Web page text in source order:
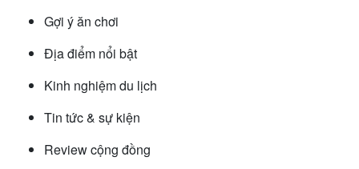
Gợi ý ăn chơi
Địa điểm nổi bật
Kinh nghiệm du lịch
Tin tức & sự kiện
Review cộng đồng